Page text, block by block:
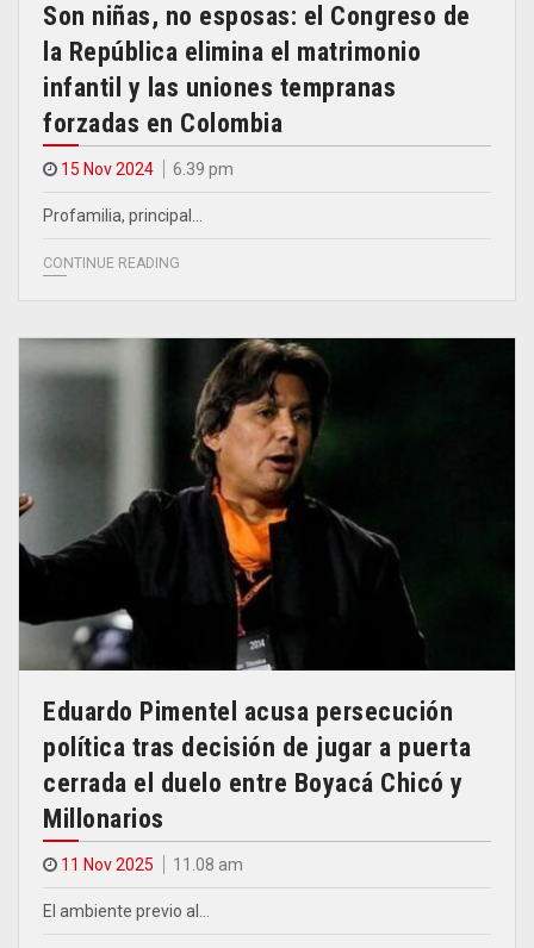
Son niñas, no esposas: el Congreso de
la República elimina el matrimonio
infantil y las uniones tempranas
forzadas en Colombia
15 Nov 2024 6.39 pm
Profamilia, principal…
CONTINUE READING
Eduardo Pimentel acusa persecución
política tras decisión de jugar a puerta
cerrada el duelo entre Boyacá Chicó y
Millonarios
11 Nov 2025 11.08 am
El ambiente previo al…